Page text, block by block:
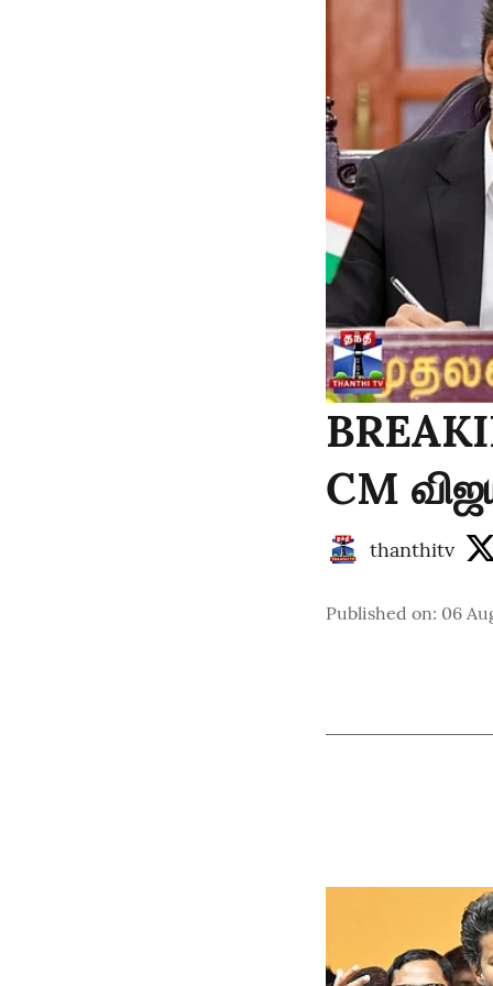
CM
thanthitv
Published on: 06